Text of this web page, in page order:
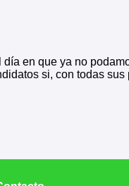
en que ya no
si, con todas sus